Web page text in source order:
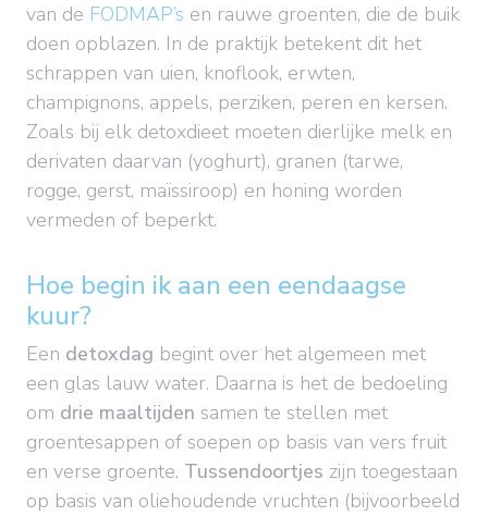
van de FODMAP’s en rauwe groenten, die de buik
doen opblazen. In de praktijk betekent dit het
schrappen van uien, knoflook, erwten,
champignons, appels, perziken, peren en kersen.
Zoals bij elk detoxdieet moeten dierlijke melk en
derivaten daarvan (yoghurt), granen (tarwe,
rogge, gerst, maïssiroop) en honing worden
vermeden of beperkt.
Hoe begin ik aan een eendaagse
kuur?
Een detoxdag begint over het algemeen met
een glas lauw water. Daarna is het de bedoeling
om drie maaltijden samen te stellen met
groentesappen of soepen op basis van vers fruit
en verse groente. Tussendoortjes zijn toegestaan
op basis van oliehoudende vruchten (bijvoorbeeld